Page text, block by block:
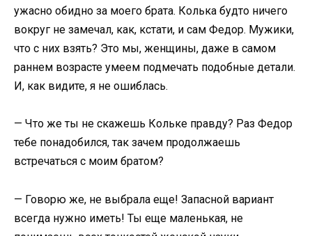
ужасно обидно за моего брата. Колька будто ничего
вокруг не замечал, как, кстати, и сам Федор. Мужики,
что с них взять? Это мы, женщины, даже в самом
раннем возрасте умеем подмечать подобные детали.
И, как видите, я не ошиблась.
— Что же ты не скажешь Кольке правду? Раз Федор
тебе понадобился, так зачем продолжаешь
встречаться с моим братом?
— Говорю же, не выбрала еще! Запасной вариант
всегда нужно иметь! Ты еще маленькая, не